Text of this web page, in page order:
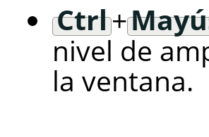
Ctrl+
nivel de
la ventana.